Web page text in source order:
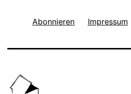
Abonnieren Impressum